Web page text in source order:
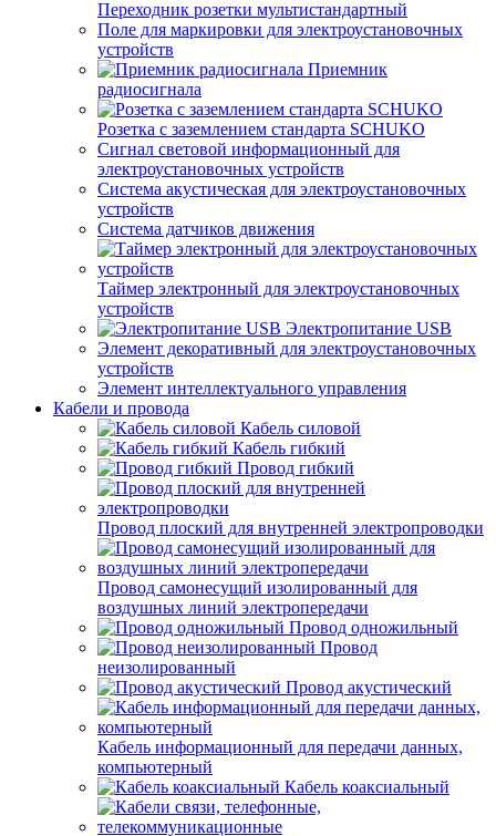
Переходник розетки мультистандартный
Поле для маркировки для электроустановочных
устройств
Приемник
радиосигнала
Розетка с заземлением стандарта SCHUKO
Сигнал световой информационный для
электроустановочных устройств
Система акустическая для электроустановочных
устройств
Система датчиков движения
Таймер электронный для электроустановочных
устройств
Электропитание USB
Элемент декоративный для электроустановочных
устройств
Элемент интеллектуального управления
Кабели и провода
Кабель силовой
Кабель гибкий
Провод гибкий
Провод плоский для внутренней электропроводки
Провод самонесущий изолированный для
воздушных линий электропередачи
Провод одножильный
Провод
неизолированный
Провод акустический
Кабель информационный для передачи данных,
компьютерный
Кабель коаксиальный